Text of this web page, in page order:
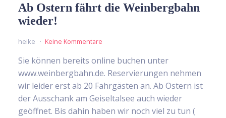
Ab Ostern fährt die Weinbergbahn
wieder!
heike Keine Kommentare
Sie können bereits online buchen unter
www.weinbergbahn.de. Reservierungen nehmen
wir leider erst ab 20 Fahrgästen an. Ab Ostern ist
der Ausschank am Geiseltalsee auch wieder
geöffnet. Bis dahin haben wir noch viel zu tun (